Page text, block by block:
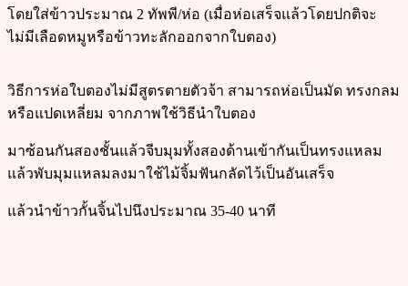
โดยใส่ข้าวประมาณ 2 ทัพพี/ห่อ (เมื่อห่อเสร็จแล้วโดยปกติจะ
ไม่มีเลือดหมูหรือข้าวทะลักออกจากใบตอง)
วิธีการห่อใบตองไม่มีสูตรตายตัวจ้า สามารถห่อเป็นมัด ทรงกลม
หรือแปดเหลี่ยม จากภาพใช้วิธีนำใบตอง
มาซ้อนกันสองชั้นแล้วจีบมุมทั้งสองด้านเข้ากันเป็นทรงแหลม
แล้วพับมุมแหลมลงมาใช้ไม้จิ้มฟันกลัดไว้เป็นอันเสร็จ
แล้วนำข้าวกั้นจิ้นไปนึงประมาณ 35-40 นาที